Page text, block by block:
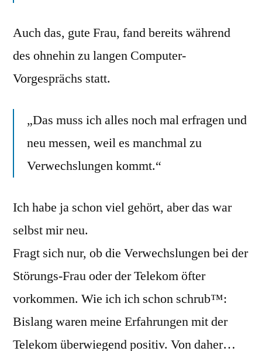
Auch das, gute Frau, fand bereits während
des ohnehin zu langen Computer-
Vorgesprächs statt.
„Das muss ich alles noch mal erfragen und
neu messen, weil es manchmal zu
Verwechslungen kommt.“
Ich habe ja schon viel gehört, aber das war
selbst mir neu.
Fragt sich nur, ob die Verwechslungen bei der
Störungs-Frau oder der Telekom öfter
vorkommen. Wie ich ich schon schrub™:
Bislang waren meine Erfahrungen mit der
Telekom überwiegend positiv. Von daher…